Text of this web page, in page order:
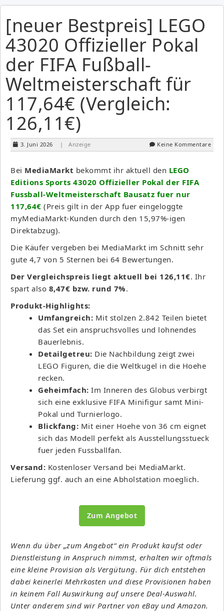
[neuer Bestpreis] LEGO
43020 Offizieller Pokal
der FIFA Fußball-
Weltmeisterschaft für
117,64€ (Vergleich:
126,11€)
3. Juni 2026 | Anzeige Keine Kommentare
Bei MediaMarkt bekommt ihr aktuell den LEGO
Editions Sports 43020 Offizieller Pokal der FIFA
Fussball-Weltmeisterschaft Bausatz fuer nur
117,64€ (Preis gilt in der App fuer eingeloggte
myMediaMarkt-Kunden durch den 15,97%-igen
Direktabzug).
Die Käufer vergeben bei MediaMarkt im Schnitt sehr
gute 4,7 von 5 Sternen bei 64 Bewertungen.
Der Vergleichspreis liegt aktuell bei 126,11€. Ihr
spart also 8,47€ bzw. rund 7%.
Produkt-Highlights:
Umfangreich: Mit stolzen 2.842 Teilen bietet
das Set ein anspruchsvolles und lohnendes
Bauerlebnis.
Detailgetreu: Die Nachbildung zeigt zwei
LEGO Figuren, die die Weltkugel in die Hoehe
recken.
Geheimfach: Im Inneren des Globus verbirgt
sich eine exklusive FIFA Minifigur samt Mini-
Pokal und Turnierlogo.
Blickfang: Mit einer Hoehe von 36 cm eignet
sich das Modell perfekt als Ausstellungsstueck
fuer jeden Fussballfan.
Versand: Kostenloser Versand bei MediaMarkt.
Lieferung ggf. auch an eine Abholstation moeglich.
Zum Angebot
Wenn du über „zum Angebot“ ein Produkt kaufst oder
Dienstleistung in Anspruch nimmst, erhalten wir oftmals
eine kleine Provision als Vergütung. Für dich entstehen
dabei keinerlei Mehrkosten und diese Provisionen haben
in keinem Fall Auswirkung auf unsere Deal-Auswahl.
Unter anderem sind wir Partner von eBay und Amazon.